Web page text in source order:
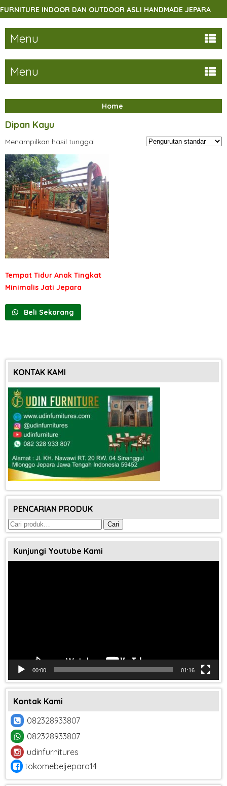
INDOOR DAN OUTDOOR ASLI HANDMADE JEPARA
Menu
Menu
Home
Dipan Kayu
Menampilkan hasil tunggal
Tempat Tidur Anak Tingkat
Minimalis Jati Jepara
Beli Sekarang
KONTAK KAMI
PENCARIAN PRODUK
Pencarian
untuk:
Cari
Kunjungi Youtube Kami
00:00 01:16
Kontak Kami
082328933807
082328933807
udinfurnitures
tokomebeljepara14